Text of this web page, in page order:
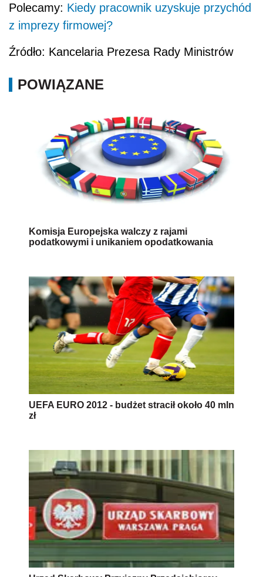
Polecamy: Kiedy pracownik uzyskuje przychód
z imprezy firmowej?
Źródło: Kancelaria Prezesa Rady Ministrów
POWIĄZANE
Komisja Europejska walczy z rajami
podatkowymi i unikaniem opodatkowania
UEFA EURO 2012 - budżet stracił około 40 mln
zł